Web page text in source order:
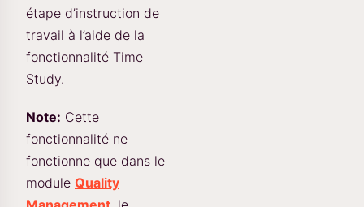
étape d’instruction de
travail à l’aide de la
fonctionnalité Time
Study.
Note: Cette
fonctionnalité ne
fonctionne que dans le
module Quality